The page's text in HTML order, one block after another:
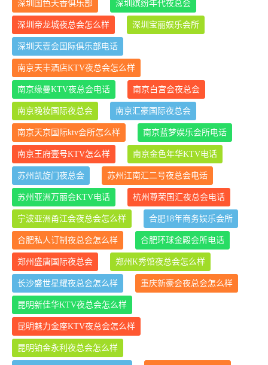
深圳国色天香俱乐部 深圳缤纷年代夜总会
深圳帝龙城夜总会怎么样 深圳宝丽娱乐会所
深圳天壹会国际俱乐部电话
南京天丰酒店KTV夜总会怎么样
南京缘曼KTV夜总会电话 南京白宫会夜总会
南京晚妆国际夜总会 南京汇豪国际夜总会
南京天京国际ktv会所怎么样 南京蓝梦娱乐会所电话
南京王府壹号KTV怎么样 南京金色年华KTV电话
苏州凯旋门夜总会 苏州江南汇二号夜总会电话
苏州亚洲万丽会KTV电话 杭州尊荣国汇夜总会电话
宁波亚洲甬江会夜总会怎么样 合肥18年商务娱乐会所
合肥私人订制夜总会怎么样 合肥环球金殿会所电话
郑州盛唐国际夜总会 郑州K秀馆夜总会怎么样
长沙盛世星耀夜总会怎么样 重庆新豪会夜总会怎么样
昆明新佳华KTV夜总会怎么样
昆明魅力金座KTV夜总会怎么样
昆明铂金永利夜总会怎么样